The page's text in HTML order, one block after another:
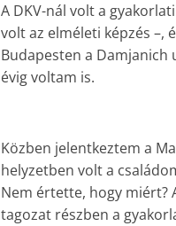
A DKV-nál volt a
volt az elméleti képzés –,
Budapesten a Damjanich
évig voltam is.
Közben jelentkeztem a
helyzetben volt a
Nem értette, hogy miért?
tagozat részben a